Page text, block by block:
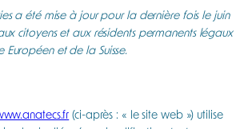
a été mise à jour pour la dernière fois le juin
citoyens et aux résidents permanents légaux
Européen et de la Suisse.
(ci-après : « le site web ») utilise